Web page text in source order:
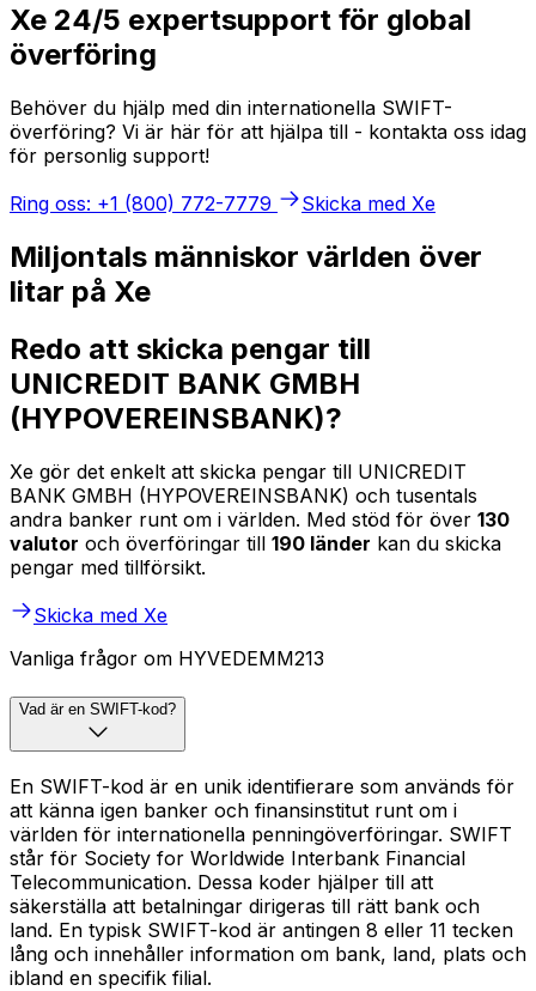
Xe 24/5 expertsupport för global
överföring
Behöver du hjälp med din internationella SWIFT-
överföring? Vi är här för att hjälpa till - kontakta oss idag
för personlig support!
Ring oss: +1 (800) 772-7779
Skicka med Xe
Miljontals människor världen över
litar på Xe
Redo att skicka pengar till
UNICREDIT BANK GMBH
(HYPOVEREINSBANK)?
Xe gör det enkelt att skicka pengar till UNICREDIT
BANK GMBH (HYPOVEREINSBANK) och tusentals
andra banker runt om i världen. Med stöd för över 130
valutor och överföringar till 190 länder kan du skicka
pengar med tillförsikt.
Skicka med Xe
Vanliga frågor om HYVEDEMM213
Vad är en SWIFT-kod?
En SWIFT-kod är en unik identifierare som används för
att känna igen banker och finansinstitut runt om i
världen för internationella penningöverföringar. SWIFT
står för Society for Worldwide Interbank Financial
Telecommunication. Dessa koder hjälper till att
säkerställa att betalningar dirigeras till rätt bank och
land. En typisk SWIFT-kod är antingen 8 eller 11 tecken
lång och innehåller information om bank, land, plats och
ibland en specifik filial.